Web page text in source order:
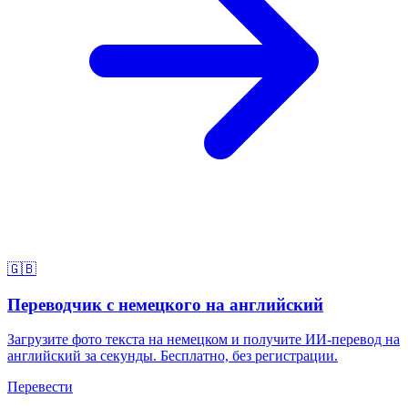
🇬🇧
Переводчик с немецкого на английский
Загрузите фото текста на немецком и получите ИИ-перевод на
английский за секунды. Бесплатно, без регистрации.
Перевести